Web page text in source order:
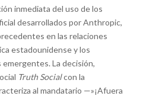
inmediata del uso de los
desarrollados por Anthropic,
en las relaciones
estadounidense y los
La decisión,
Truth Socialcon la
al mandatario —»¡Afuera